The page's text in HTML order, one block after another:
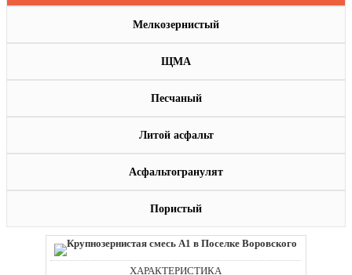
Мелкозернистый
ЩМА
Песчаный
Литой асфальт
Асфальтогранулят
Пористый